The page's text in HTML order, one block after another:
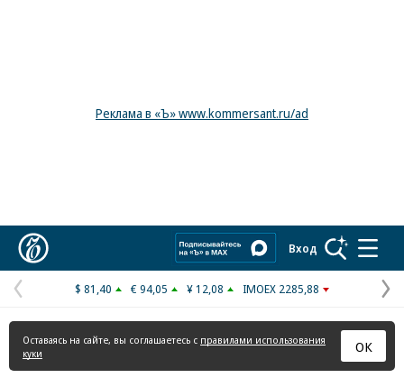
Реклама в «Ъ» www.kommersant.ru/ad
Вход
Предыдущая
страница
$ 81,40 € 94,05 ¥ 12,08 IMOEX 2285,88
Оставаясь на сайте, вы соглашаетесь с правилами использования
куки
ОК